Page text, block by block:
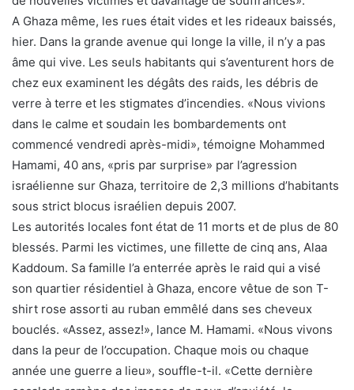
A Ghaza même, les rues était vides et les rideaux baissés,
hier. Dans la grande avenue qui longe la ville, il n’y a pas
âme qui vive. Les seuls habitants qui s’aventurent hors de
chez eux examinent les dégâts des raids, les débris de
verre à terre et les stigmates d’incendies. «Nous vivions
dans le calme et soudain les bombardements ont
commencé vendredi après-midi», témoigne Mohammed
Hamami, 40 ans, «pris par surprise» par l’agression
israélienne sur Ghaza, territoire de 2,3 millions d’habitants
sous strict blocus israélien depuis 2007.
Les autorités locales font état de 11 morts et de plus de 80
blessés. Parmi les victimes, une fillette de cinq ans, Alaa
Kaddoum. Sa famille l’a enterrée après le raid qui a visé
son quartier résidentiel à Ghaza, encore vêtue de son T-
shirt rose assorti au ruban emmêlé dans ses cheveux
bouclés. «Assez, assez!», lance M. Hamami. «Nous vivons
dans la peur de l’occupation. Chaque mois ou chaque
année une guerre a lieu», souffle-t-il. «Cette dernière